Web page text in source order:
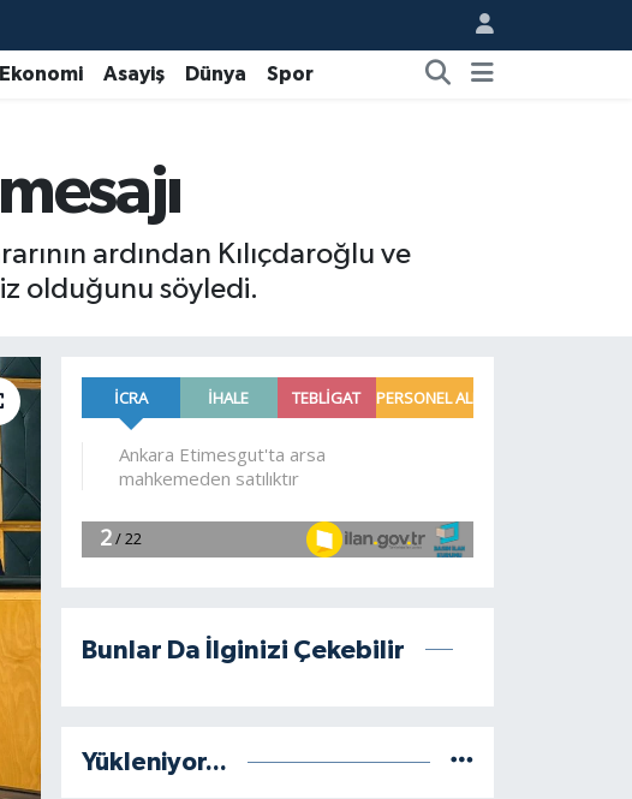
Ekonomi Asayiş Dünya Spor
ardından Kılıçdaroğlu ve
olduğunu söyledi.
Bunlar Da İlginizi Çekebilir
Yükleniyor...